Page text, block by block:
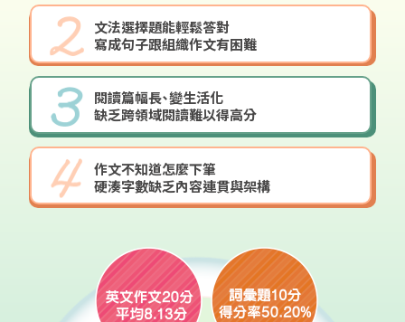
文法選擇題能輕鬆答對
寫成句子跟組織作文有困難
閱讀篇幅長、變生活化
缺乏跨領域閱讀難以得高分
作文不知道怎麼下筆
硬湊字數缺乏內容連貫與架構